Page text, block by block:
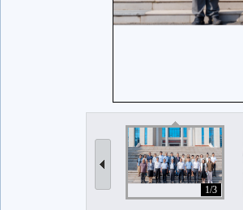
1/3